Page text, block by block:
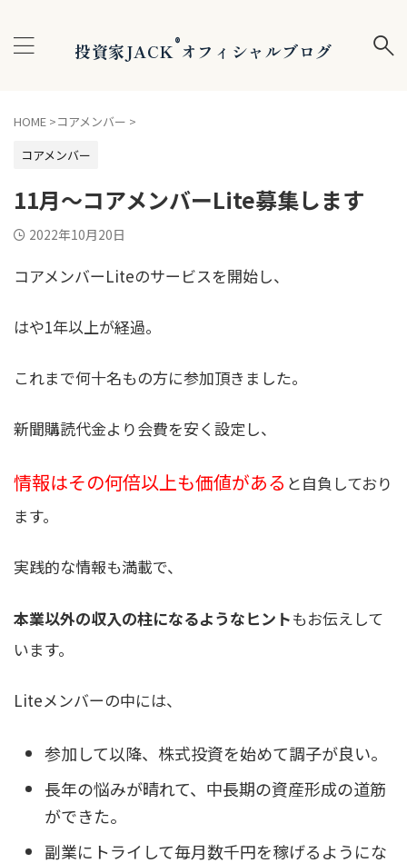
投資家JACK®オフィシャルブログ
HOME >コアメンバー >
コアメンバー
11月〜コアメンバーLite募集します
2022年10月20日
コアメンバーLiteのサービスを開始し、
はや1年以上が経過。
これまで何十名もの方に参加頂きました。
新聞購読代金より会費を安く設定し、
情報はその何倍以上も価値がある と自負しており
ます。
実践的な情報も満載で、
本業以外の収入の柱になるようなヒントもお伝えして
います。
Liteメンバーの中には、
参加して以降、株式投資を始めて調子が良い。
長年の悩みが晴れて、中長期の資産形成の道筋
ができた。
副業にトライして毎月数千円を稼げるようにな